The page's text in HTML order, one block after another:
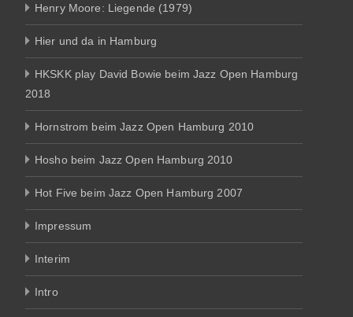
Henry Moore: Liegende (1979)
Hier und da in Hamburg
HKSKK play David Bowie beim Jazz Open Hamburg
2018
Hornstrom beim Jazz Open Hamburg 2010
Hosho beim Jazz Open Hamburg 2010
Hot Five beim Jazz Open Hamburg 2007
Impressum
Interim
Intro